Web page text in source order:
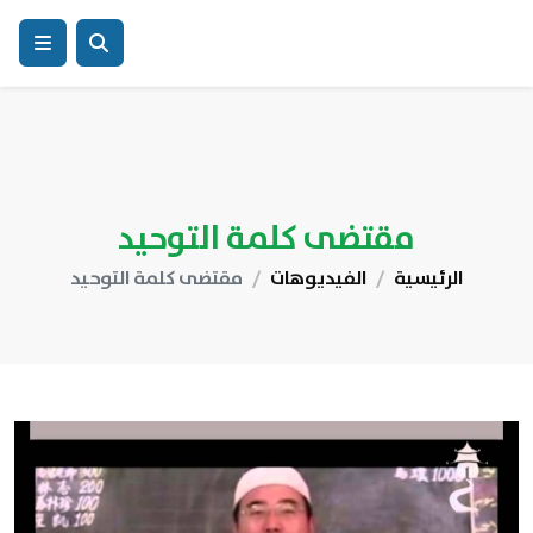
مقتضى كلمة التوحيد
الرئيسية الفيديوهات مقتضى كلمة التوحيد